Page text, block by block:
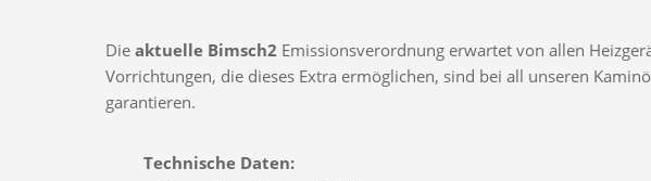
Die aktuelle Bimsch2 Emissionsverordnung erwartet von allen
Vorrichtungen, die dieses Extra ermöglichen, sind bei all unseren
garantieren.
Technische Daten: